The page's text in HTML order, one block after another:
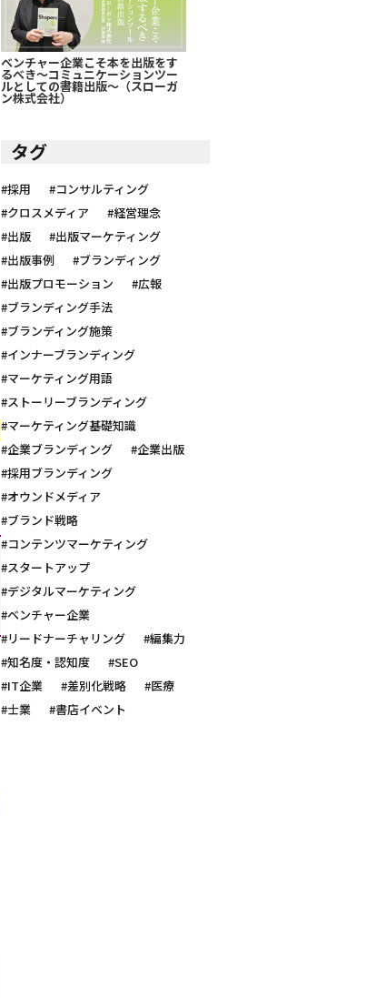
ベンチャー企業こそ本を出版をす
るべき～コミュニケーションツー
ルとしての書籍出版～（スローガ
ン株式会社）
タグ
#採用
#コンサルティング
#クロスメディア
#経営理念
#出版
#出版マーケティング
#出版事例
#ブランディング
#出版プロモーション
#広報
#ブランディング手法
#ブランディング施策
#インナーブランディング
#マーケティング用語
#ストーリーブランディング
#マーケティング基礎知識
#企業ブランディング
#企業出版
#採用ブランディング
#オウンドメディア
#ブランド戦略
#コンテンツマーケティング
#スタートアップ
#デジタルマーケティング
#ベンチャー企業
#リードナーチャリング
#編集力
#知名度・認知度
#SEO
#IT企業
#差別化戦略
#医療
#士業
#書店イベント